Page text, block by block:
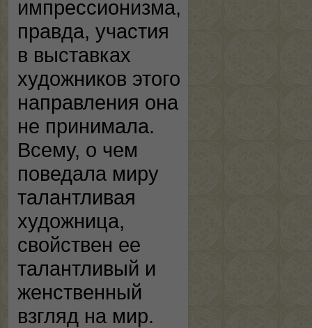
импрессионизма,
правда, участия
в выставках
художников этого
направления она
не принимала.
Всему, о чем
поведала миру
талантливая
художница,
свойствен ее
талантливый и
женственный
взгляд на мир.